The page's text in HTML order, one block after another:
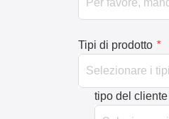
Tipi di prodotto *
tipo del cliente